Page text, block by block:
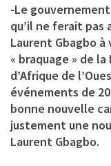
-Le
qu’il ne ferait pas
Laurent Gbagbo
« braquage » de
d’Afrique de
événements de
bonne nouvelle
justement une
Laurent Gbagbo.